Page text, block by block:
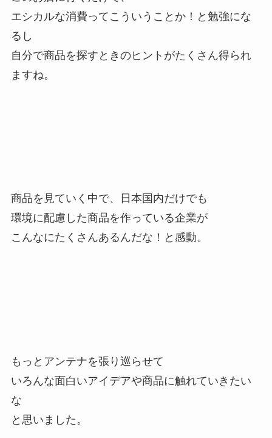
エシカルな消費ってこういうことか！と勉強にな
るし
自分で商品を探すときのヒントがたくさん得られ
ますね。
商品を見ていく中で、日本国内だけでも
環境に配慮した商品を作っている企業が
こんなにたくさんあるんだな！と感動。
もっとアンテナを張り巡らせて
いろんな面白いアイデアや商品に触れていきたい
な
と思いました。